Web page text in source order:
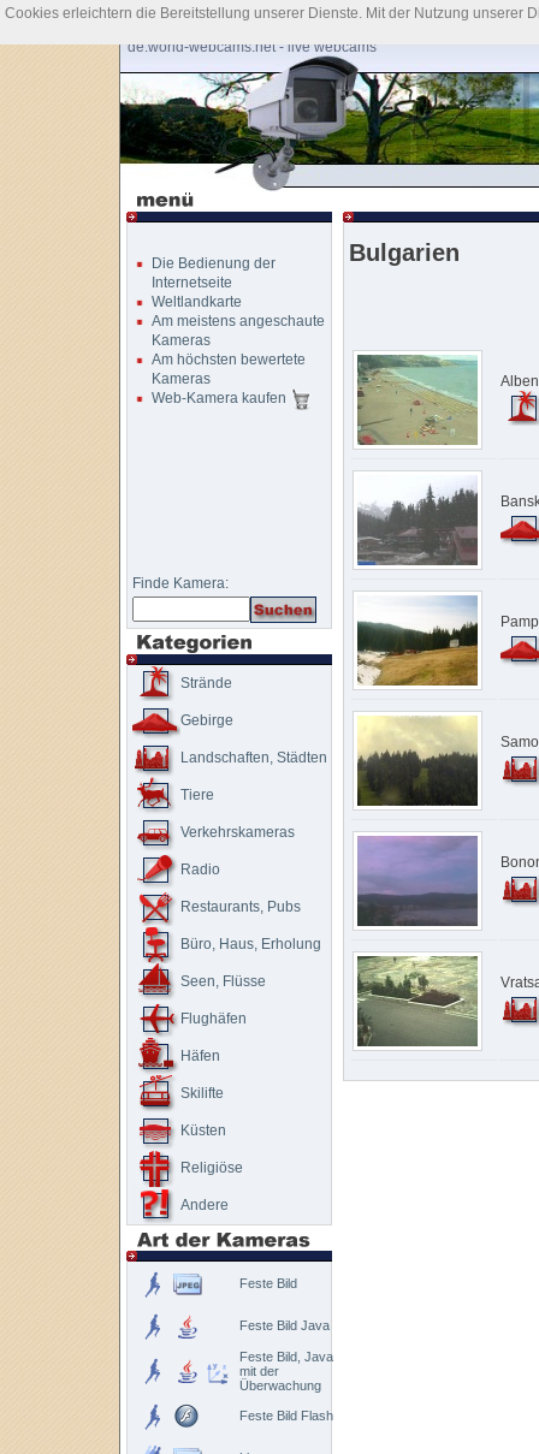
de.world-webcams.net - live webcams
Die Bedienung der
Internetseite
Weltlandkarte
Am meistens angeschaute
Kameras
Am höchsten bewertete
Kameras
Web-Kamera kaufen
Finde Kamera:
Strände
Gebirge
Landschaften, Städten
Tiere
Verkehrskameras
Radio
Restaurants, Pubs
Büro, Haus, Erholung
Seen, Flüsse
Flughäfen
Häfen
Skilifte
Küsten
Religiöse
Andere
Feste Bild
Feste Bild Java
Feste Bild, Java
mit der
Überwachung
Feste Bild Flash
Bulgarien
Cookies erleichtern die Bereitstellung unserer Dienste. Mit der Nutzung